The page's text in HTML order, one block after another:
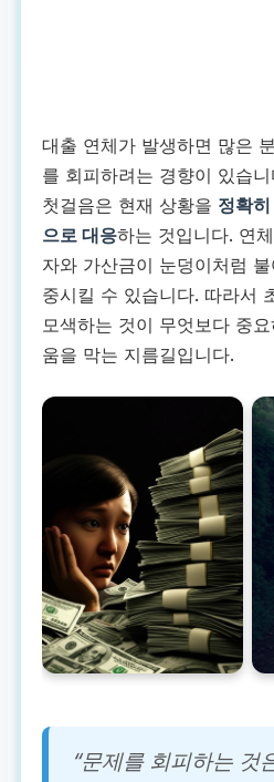
대출 연체가 발생하면 많은
를 회피하려는 경향이 있습
첫걸음은 현재 상황을 정확
으로 대응하는 것입니다. 연
자와 가산금이 눈덩이처럼
중시킬 수 있습니다. 따라서
모색하는 것이 무엇보다 중
움을 막는 지름길입니다.
“문제를 회피하는 것